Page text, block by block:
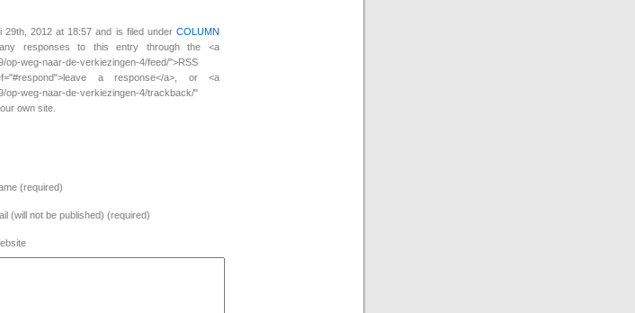
2012 at 18:57 and is filed under COLUMN
responses to this entry through the <a
op-weg-naar-de-verkiezingen-4/feed/">RSS
a response</a>, or <a
op-weg-naar-de-verkiezingen-4/trackback/"
own site.
(required)
(will not be published) (required)